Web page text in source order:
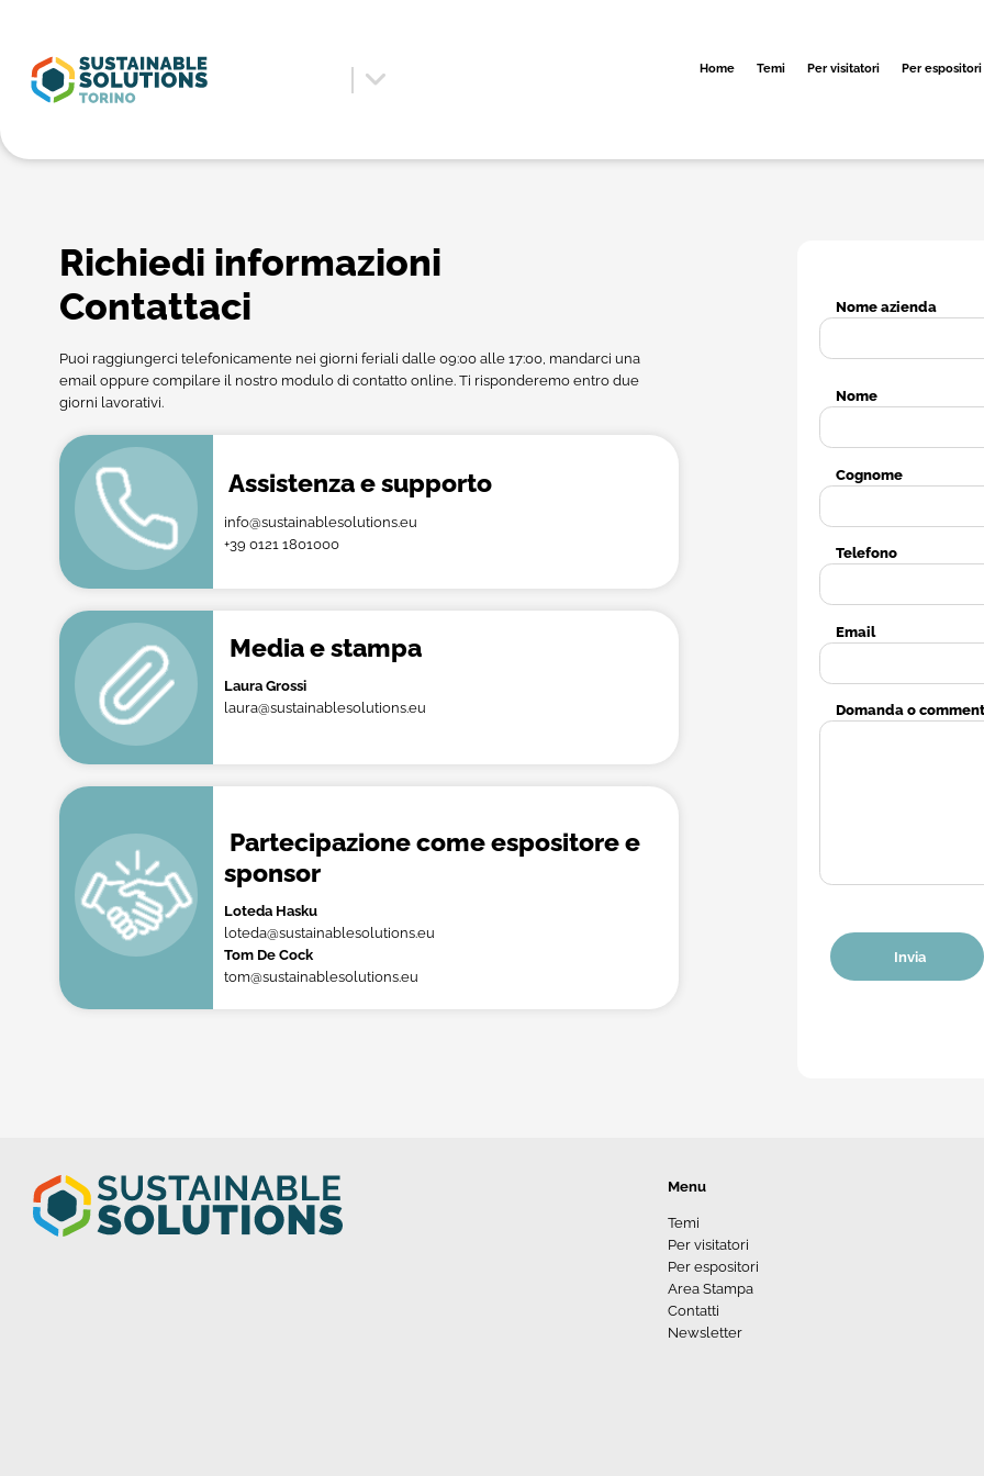
Home Temi Per visitatori Per espositori
Richiedi informazioni
Contattaci
Puoi raggiungerci telefonicamente nei giorni feriali dalle 09:00 alle 17:00, mandarci una
email oppure compilare il nostro modulo di contatto online. Ti risponderemo entro due
giorni lavorativi.
Assistenza e supporto
info@sustainablesolutions.eu
+39 0121 1801000
Media e stampa
Laura Grossi
laura@sustainablesolutions.eu
Partecipazione come espositore e
sponsor
Loteda Hasku
loteda@sustainablesolutions.eu
Tom De Cock
tom@sustainablesolutions.eu
Nome azienda
Nome
Cognome
Telefono
Email
Domanda o
Invia
Menu
Temi
Per visitatori
Per espositori
Area Stampa
Contatti
Newsletter